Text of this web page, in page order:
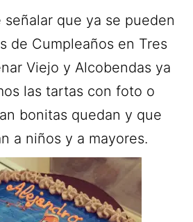
que ya se pueden
de Cumpleaños en Tres
Viejo y Alcobendas ya
las tartas con foto o
bonitas quedan y que
a niños y a mayores.